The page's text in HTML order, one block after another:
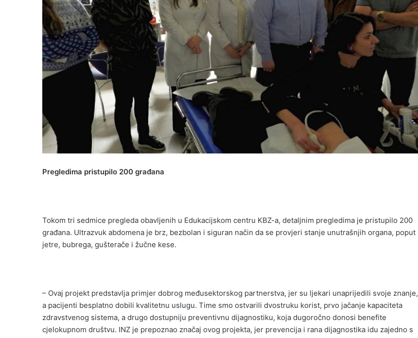
Pregledima pristupilo 200 građana
Tokom tri sedmice pregleda obavljenih u Edukacijskom centru KBZ-a, detaljnim pregledima je pristupilo 200
građana. Ultrazvuk abdomena je brz, bezbolan i siguran način da se provjeri stanje unutrašnjih organa, poput
jetre, bubrega, gušterače i žučne kese.
– Ovaj projekt predstavlja primjer dobrog međusektorskog partnerstva, jer su ljekari unaprijedili svoje znanje,
a pacijenti besplatno dobili kvalitetnu uslugu. Time smo ostvarili dvostruku korist, prvo jačanje kapaciteta
zdravstvenog sistema, a drugo dostupniju preventivnu dijagnostiku, koja dugoročno donosi benefite
cjelokupnom društvu. INZ je prepoznao značaj ovog projekta, jer prevencija i rana dijagnostika idu zajedno s